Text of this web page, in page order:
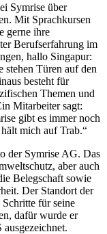
Symrise über
Mit Sprachkursen
gerne ihre
Berufserfahrung im
hallo Singapur:
stehen Türen auf den
besteht für
Themen und
Mitarbeiter sagt:
gibt es immer noch
mich auf Trab.“
der Symrise AG. Das
aber auch
Belegschaft sowie
Der Standort der
für seine
dafür wurde er